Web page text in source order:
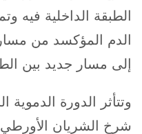
الطبقة الداخلية فيه
الدم المؤكسد من
إلى مسار جديد بين
وتتأثر الدورة
شرخ الشريان